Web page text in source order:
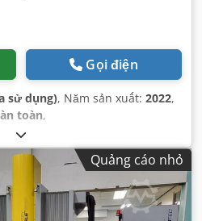
Gọi điện
sử dụng), Năm sản xuất: 2022,
toàn,
Quảng cáo nhỏ